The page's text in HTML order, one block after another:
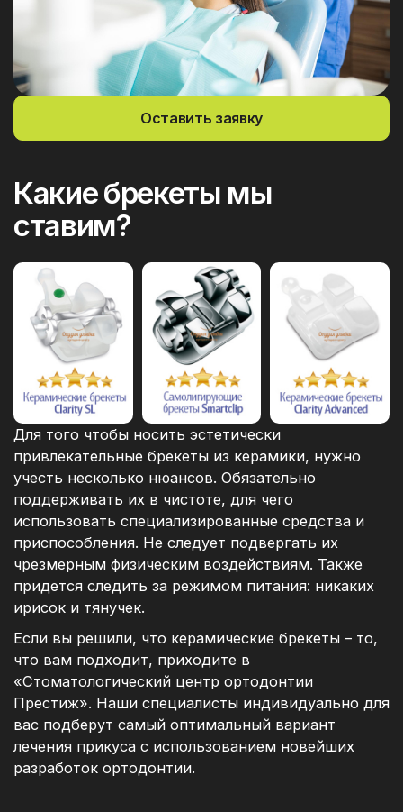
Оставить заявку
Какие брекеты мы
ставим?
Для того чтобы носить эстетически
привлекательные брекеты из керамики, нужно
учесть несколько нюансов. Обязательно
поддерживать их в чистоте, для чего
использовать специализированные средства и
приспособления. Не следует подвергать их
чрезмерным физическим воздействиям. Также
придется следить за режимом питания: никаких
ирисок и тянучек.
Если вы решили, что керамические брекеты – то,
что вам подходит, приходите в
«Стоматологический центр ортодонтии
Престиж». Наши специалисты индивидуально для
вас подберут самый оптимальный вариант
лечения прикуса с использованием новейших
разработок ортодонтии.